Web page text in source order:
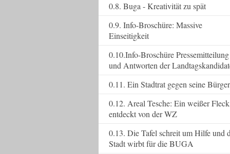
0.8. Buga - Kreativität zu spät
0.9. Info-Broschüre: Massive
Einseitigkeit
0.10.Info-Broschüre Pressemitteilung
und Antworten der
0.11. Ein Stadtrat gegen seine Bürger
0.12. Areal Tesche: Ein weißer
entdeckt von der WZ
0.13. Die Tafel schreit um Hilfe und
Stadt wirbt für die BUGA